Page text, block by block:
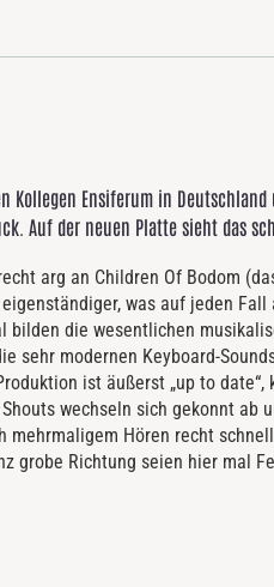
Kollegen Ensiferum in
Auf der neuen Platte sieht das
arg an Children Of Bodom
was auf jeden
bilden die wesentlichen
sehr modernen Keyboard-
ist äußerst „up to date“,
wechseln sich gekonnt ab
Hören recht
grobe Richtung seien hier mal